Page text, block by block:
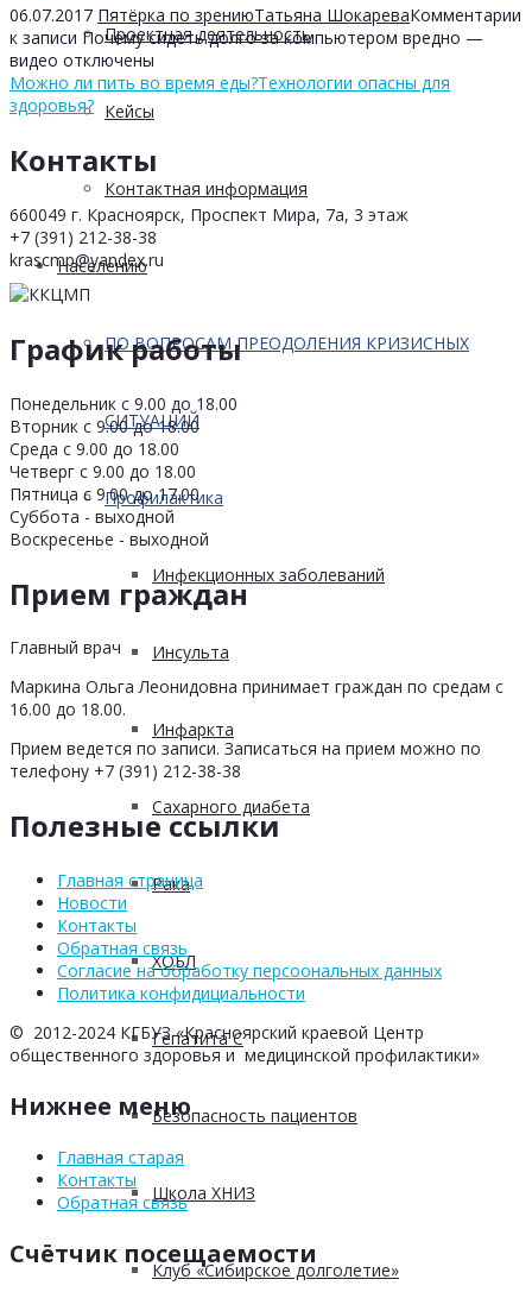
Проектная деятельность
Кейсы
Контактная информация
Населению
ПО ВОПРОСАМ ПРЕОДОЛЕНИЯ КРИЗИСНЫХ
СИТУАЦИЙ
Профилактика
Инфекционных заболеваний
Инсульта
Инфаркта
Сахарного диабета
Рака
ХОБЛ
Гепатита С
Безопасность пациентов
Школа ХНИЗ
Клуб «Сибирское долголетие»
06.07.2017 Пятёрка по зрениюТатьяна ШокареваКомментарии
к записи Почему сидеть долго за компьютером вредно —
видео отключены
Можно ли пить во время еды?Технологии опасны для
здоровья?
Контакты
660049 г. Красноярск, Проспект Мира, 7а, 3 этаж
+7 (391) 212-38-38
krascmp@yandex.ru
График работы
Понедельник с 9.00 до 18.00
Вторник с 9.00 до 18.00
Среда с 9.00 до 18.00
Четверг с 9.00 до 18.00
Пятница с 9.00 до 17.00
Суббота - выходной
Воскресенье - выходной
Прием граждан
Главный врач
Маркина Ольга Леонидовна принимает граждан по средам с
16.00 до 18.00.
Прием ведется по записи. Записаться на прием можно по
телефону +7 (391) 212-38-38
Полезные ссылки
Главная страница
Новости
Контакты
Обратная связь
Согласие на обработку персоональных данных
Политика конфидициальности
© 2012-2024 КГБУЗ «Красноярский краевой Центр
общественного здоровья и медицинской профилактики»
Нижнее меню
Главная старая
Контакты
Обратная связь
Счётчик посещаемости